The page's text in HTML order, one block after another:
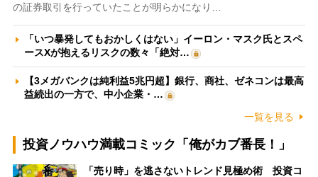
の証券取引を行っていたことが明らかになり…
「いつ暴発してもおかしくはない」イーロン・マスク氏とスペ
ースXが抱えるリスクの数々「絶対…
【3メガバンクは純利益5兆円超】銀行、商社、ゼネコンは最高
益続出の一方で、中小企業・…
一覧を見る
投資ノウハウ満載コミック「俺がカブ番長！」
「売り時」を逃さないトレンド見極め術 投資コ